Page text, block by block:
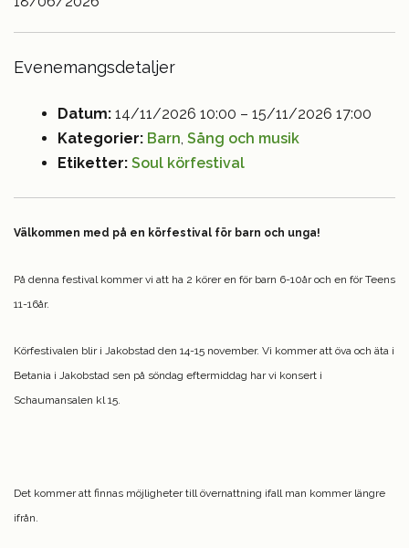
Evenemangsdetaljer
Datum: 14/11/2026 10:00 – 15/11/2026 17:00
Kategorier: Barn Sång och musik
Etiketter: Soul körfestival
Välkommen med på en körfestival för barn och unga!
På denna festival kommer vi att ha 2 körer en för barn 6-10år och en för Teens
11-16år.
Körfestivalen blir i Jakobstad den 14-15 november. Vi kommer att öva och äta i
Betania i Jakobstad sen på söndag eftermiddag har vi konsert i
Schaumansalen kl 15.
Det kommer att finnas möjligheter till övernattning ifall man kommer längre
ifrån.